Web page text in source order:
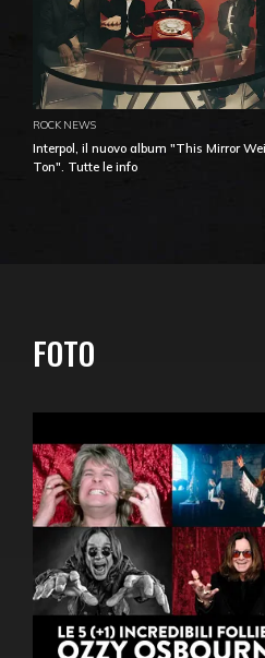
ROCK NEWS
Interpol, il nuovo album "This Mirror
Ton". Tutte le info
FOTO